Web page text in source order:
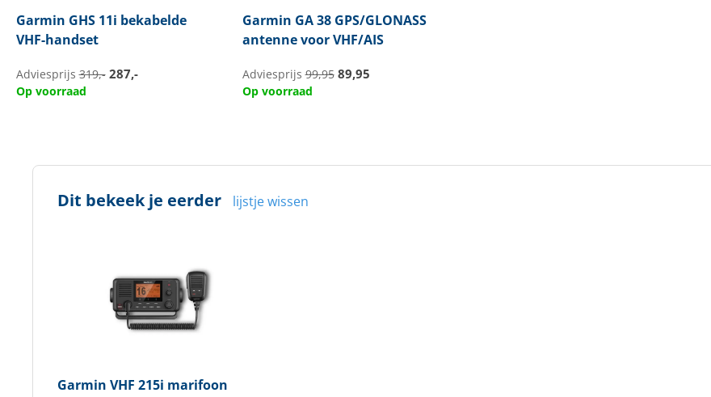
Garmin GHS 11i bekabelde
VHF-handset
Adviesprijs319,- 287,-
Op voorraad
Garmin GA 38 GPS/GLONASS
antenne voor VHF/AIS
Adviesprijs99,95 89,95
Op voorraad
Dit bekeek je eerder lijstje wissen
Garmin VHF 215i marifoon